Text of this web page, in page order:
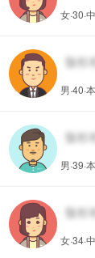
女·30·
男·40·
男·39·
女·34·